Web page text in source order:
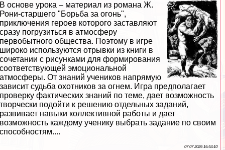
В основе урока – материал из романа Ж.
Рони-старшего "Борьба за огонь",
приключения героев которого заставляют
сразу погрузиться в атмосферу
первобытного общества. Поэтому в игре
широко используются отрывки из книги в
сочетании с рисунками для формирования
соответствующей эмоциональной
атмосферы. От знаний учеников напрямую
зависит судьба охотников за огнем. Игра предполагает
проверку фактических знаний по теме, дает возможность
творчески подойти к решению отдельных заданий,
развивает навыки коллективной работы и дает
возможность каждому ученику выбрать задание по своим
способностям....
07 07 2026 16:53:10